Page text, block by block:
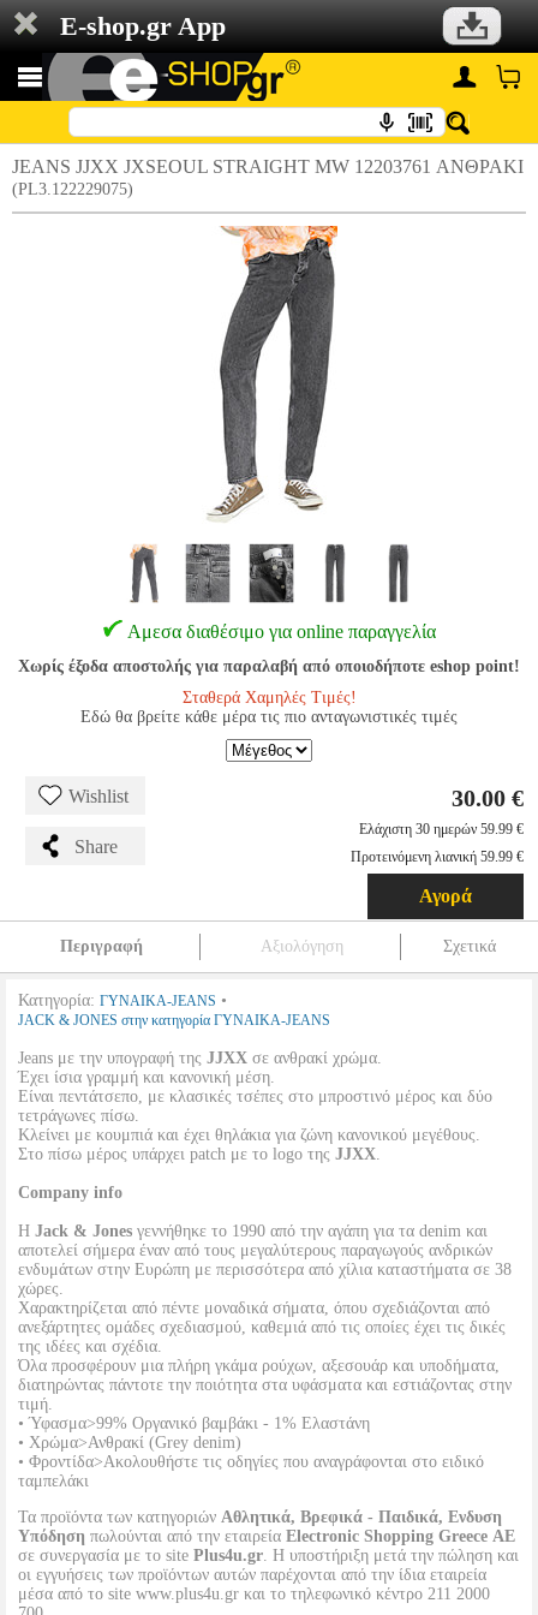
E-shop.gr App
JEANS JJXX JXSEOUL STRAIGHT MW 12203761 ΑΝΘΡΑΚΙ
(PL3.122229075)
Αμεσα διαθέσιμο για online παραγγελία
Χωρίς έξοδα αποστολής για παραλαβή από οποιοδήποτε eshop point!
Σταθερά Χαμηλές Τιμές!
Εδώ θα βρείτε κάθε μέρα τις πιο ανταγωνιστικές τιμές
Wishlist
Share
30.00 €
Ελάχιστη 30 ημερών 59.99 €
Προτεινόμενη λιανική 59.99 €
Αγορά
Περιγραφή Αξιολόγηση Σχετικά
Κατηγορία: ΓΥΝΑΙΚΑ-JEANS •
JACK & JONES στην κατηγορία ΓΥΝΑΙΚΑ-JEANS
Jeans με την υπογραφή της JJXX σε ανθρακί χρώμα.
Έχει ίσια γραμμή και κανονική μέση.
Είναι πεντάτσεπο, με κλασικές τσέπες στο μπροστινό μέρος και δύο
τετράγωνες πίσω.
Κλείνει με κουμπιά και έχει θηλάκια για ζώνη κανονικού μεγέθους.
Στο πίσω μέρος υπάρχει patch με το logo της JJXX.
Company info
Η Jack & Jones γεννήθηκε το 1990 από την αγάπη για τα denim και
αποτελεί σήμερα έναν από τους μεγαλύτερους παραγωγούς ανδρικών
ενδυμάτων στην Ευρώπη με περισσότερα από χίλια καταστήματα σε 38
χώρες.
Χαρακτηρίζεται από πέντε μοναδικά σήματα, όπου σχεδιάζονται από
ανεξάρτητες ομάδες σχεδιασμού, καθεμιά από τις οποίες έχει τις δικές
της ιδέες και σχέδια.
Όλα προσφέρουν μια πλήρη γκάμα ρούχων, αξεσουάρ και υποδήματα,
διατηρώντας πάντοτε την ποιότητα στα υφάσματα και εστιάζοντας στην
τιμή.
• Ύφασμα>99% Οργανικό βαμβάκι - 1% Ελαστάνη
• Χρώμα>Ανθρακί (Grey denim)
• Φροντίδα>Ακολουθήστε τις οδηγίες που αναγράφονται στο ειδικό
ταμπελάκι
Τα προϊόντα των κατηγοριών Αθλητικά, Βρεφικά - Παιδικά, Ενδυση
Υπόδηση πωλούνται από την εταιρεία Electronic Shopping Greece ΑΕ
σε συνεργασία με το site Plus4u.gr. Η υποστήριξη μετά την πώληση και
οι εγγυήσεις των προϊόντων αυτών παρέχονται από την ίδια εταιρεία
μέσα από το site www.plus4u.gr και το τηλεφωνικό κέντρο 211 2000